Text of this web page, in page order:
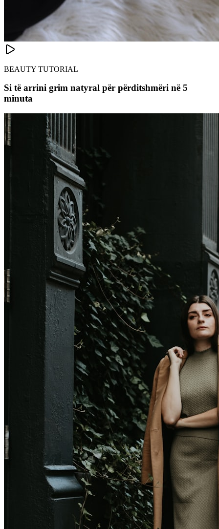
BEAUTY TUTORIAL
Si të arrini grim natyral për përditshmëri në 5
minuta